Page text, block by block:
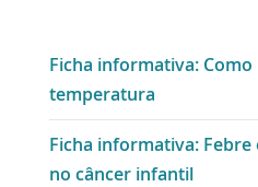
Ficha informativa: Como
temperatura
Ficha informativa: Febre
no câncer infantil